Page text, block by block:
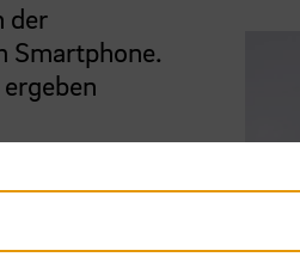
der
Smartphone.